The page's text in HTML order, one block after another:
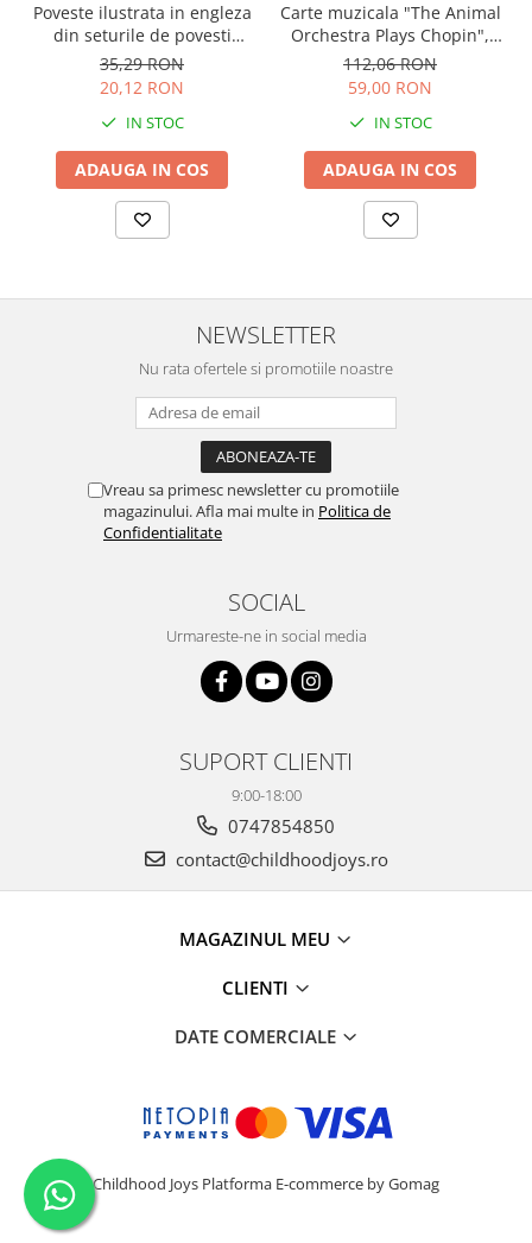
Poveste ilustrata in engleza
din seturile de povesti
Usborne
35,29 RON
20,12 RON
IN STOC
ADAUGA IN COS
Carte muzicala "The Animal
Orchestra Plays Chopin",
cartonata, Usborne
112,06 RON
59,00 RON
IN STOC
ADAUGA IN COS
NEWSLETTER
Nu rata ofertele si promotiile noastre
Vreau sa primesc newsletter cu promotiile
magazinului. Afla mai multe in Politica de
Confidentialitate
SOCIAL
Urmareste-ne in social media
SUPORT CLIENTI
9:00-18:00
0747854850
contact@childhoodjoys.ro
MAGAZINUL MEU
CLIENTI
DATE COMERCIALE
Childhood Joys Platforma E-commerce by Gomag